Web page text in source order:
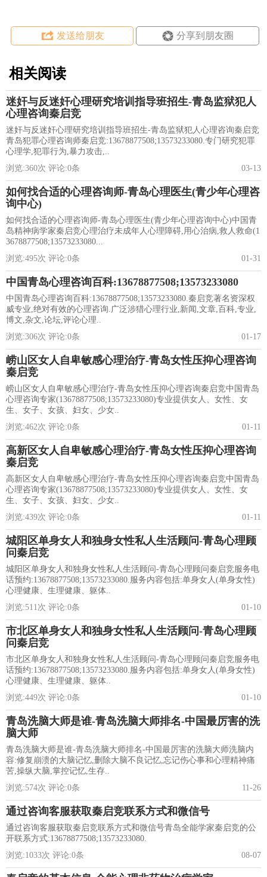
发送给朋友 分享到朋友圈
相关阅读
迷奸与反迷奸心理研究培训指导班招生-青岛监狱犯人
心理咨询秦启竞
迷奸与反迷奸心理研究培训指导班招生-青岛监狱犯人心理咨询秦启竞
青岛犯罪心理咨询师秦启竞:13678877508;13573233080.专门研究犯罪
心理学,犯罪行为,暴力攻击,..
浏览:360次 评论:0条 03-13
如何找合适的心理咨询师-青岛心理医生(青少年心理咨
询中心)
如何找合适的心理咨询师-青岛心理医生(青少年心理咨询中心)中国青
岛精神病学家秦启竞心理治疗未成年人心理障碍,用心治病,救人救命(1
3678877508;13573233080...
浏览:495次 评论:0条 01-31
中国青岛心理咨询百科:13678877508;13573233080
中国青岛心理咨询百科:13678877508;13573233080.秦启竞著名资深权
威专业,绝对有效的心理咨询.广泛涉猎心理行业,新闻,文章,百科,专业,
博文,杂文,论坛,评论心理..
浏览:306次 评论:0条 01-17
崂山区女人自卑敏感心理治疗-青岛女性压抑心理咨询
秦启竞
崂山区女人自卑敏感心理治疗-青岛女性压抑心理咨询秦启竞中国青岛
心理咨询专家(13678877508;13573233080)专业提供女人、女性、女
生、女子、女孩、妇女、少女..
浏览:462次 评论:0条 01-11
高新区女人自卑敏感心理治疗-青岛女性压抑心理咨询
秦启竞
高新区女人自卑敏感心理治疗-青岛女性压抑心理咨询秦启竞中国青岛
心理咨询专家(13678877508;13573233080)专业提供女人、女性、女
生、女子、女孩、妇女、少女..
浏览:439次 评论:0条 01-11
城阳区单身女人和独身女性私人生活顾问-青岛心理顾
问秦启竞
城阳区单身女人和独身女性私人生活顾问-青岛心理顾问秦启竞服务电
话预约:13678877508;13573233080.服务内容包括:单身女人(单身女性)
心理健康、生理健康、躯体..
浏览:511次 评论:0条 01-10
市北区单身女人和独身女性私人生活顾问-青岛心理顾
问秦启竞
市北区单身女人和独身女性私人生活顾问-青岛心理顾问秦启竞服务电
话预约:13678877508;13573233080.服务内容包括:单身女人(单身女性)
心理健康、生理健康、躯体..
浏览:449次 评论:0条 01-10
青岛洗脑大师是谁-青岛洗脑大师排名-中国最厉害的洗
脑大师
青岛洗脑大师是谁-青岛洗脑大师排名-中国最厉害的洗脑大师洗脑内
容:修复崩溃的大脑记忆,删除大脑不良记忆,忘记伤心事和心理精神痛
苦,操纵大脑,掌控记忆,生存..
浏览:574次 评论:0条 11-26
通过咨询客服获取秦启竞联系方式和微信号
通过咨询客服获取秦启竞联系方式和微信号青岛全能学家秦启竞的公
开联系方式:13678877508;13573233080.
浏览:1033次 评论:0条 08-07